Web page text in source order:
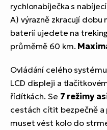
rychlonabíječka s
A) výrazně zkracují dobu
baterií ujedete na
průměrně 60 km.
Ovládání celého
LCD displeji a
řídítkách. Se 7 režimy
cestách cítit bezpečně
muset vést kolo do